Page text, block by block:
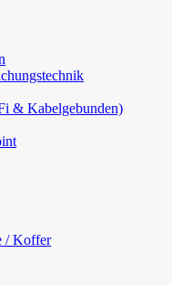
& Kabelgebunden)
/ Koffer